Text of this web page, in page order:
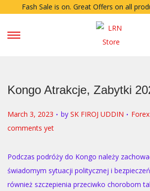
Fash Sale is on. Great Offers on all
Kongo Atrakcje, Zabytki
P
o
t
e
d
March 3, 2023 . by SK FIROJ UDDIN . P
t
e
d
comments yet
Podczas podróży do Kongo należy
świadomym sytuacji politycznej i
również szczepienia przeciwko chorobom